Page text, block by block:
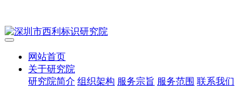
网站首页
关于研究院
研究院简介 组织架构 服务宗旨 服务范围 联系我们